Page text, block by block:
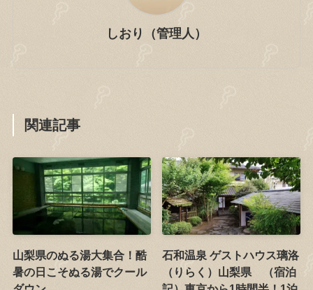
しおり（管理人）
関連記事
山梨県のぬる湯大集合！酷
暑の日こそぬる湯でクール
石和温泉 ゲストハウス璃洛
（りらく）山梨県 （宿泊